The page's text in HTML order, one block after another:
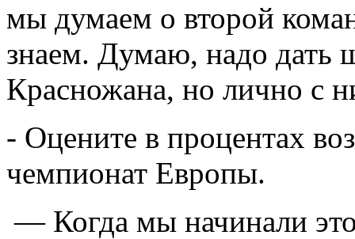
мы думаем о второй
знаем. Думаю, надо дать
Красножана, но лично с
- Оцените в процентах
чемпионат Европы.
— Когда мы начинали